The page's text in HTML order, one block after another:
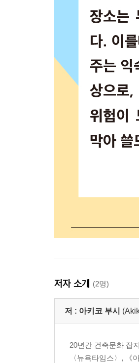
저자 소개 (2명)
저 : 아키코 부시
20년간 건축문화 잡
〈뉴욕타임스〉, 《